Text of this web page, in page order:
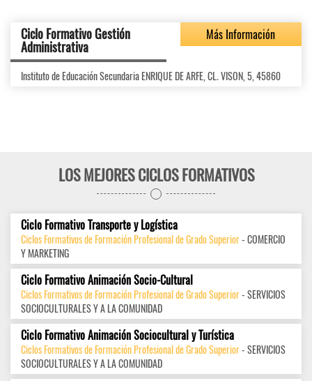
Ciclo Formativo Gestión
Administrativa
Más Información
Instituto de Educación Secundaria ENRIQUE DE ARFE, CL. VISON, 5, 45860
LOS MEJORES CICLOS FORMATIVOS
Ciclo Formativo Transporte y Logística
Ciclos Formativos de Formación Profesional de Grado Superior- COMERCIO
Y MARKETING
Ciclo Formativo Animación Socio-Cultural
Ciclos Formativos de Formación Profesional de Grado Superior- SERVICIOS
SOCIOCULTURALES Y A LA COMUNIDAD
Ciclo Formativo Animación Sociocultural y Turística
Ciclos Formativos de Formación Profesional de Grado Superior- SERVICIOS
SOCIOCULTURALES Y A LA COMUNIDAD